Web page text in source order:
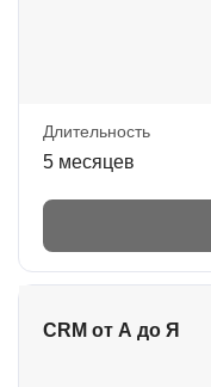
Длительность
5 месяцев
CRM от А до Я